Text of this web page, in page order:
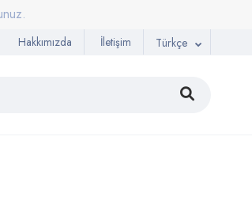
Türkçe
Hakkımızda İletişim